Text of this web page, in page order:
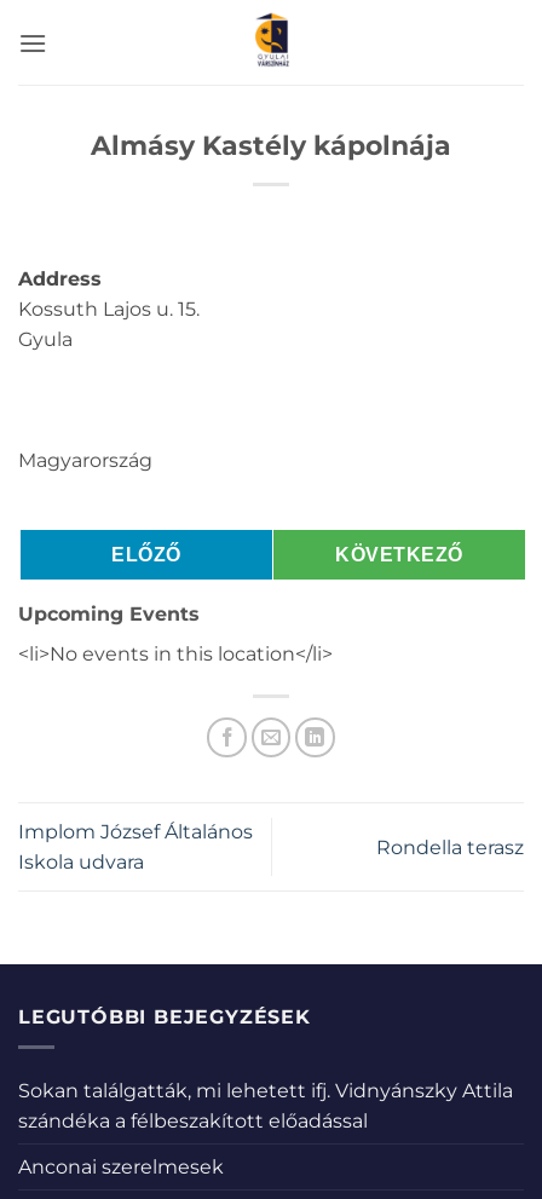
Almásy Kastély kápolnája
Address
Kossuth Lajos u. 15.
Gyula
Magyarország
ELŐZŐ KÖVETKEZŐ
Upcoming Events
<li>No events in this location</li>
Implom József Általános
Iskola udvara
Rondella terasz
LEGUTÓBBI BEJEGYZÉSEK
Sokan találgatták, mi lehetett ifj. Vidnyánszky Attila
szándéka a félbeszakított előadással
Anconai szerelmesek